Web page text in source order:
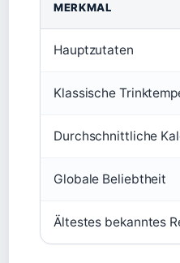
MERKMAL
Hauptzutaten
Klassische
Durchschnittliche
Globale Beliebtheit
Ältestes bekanntes